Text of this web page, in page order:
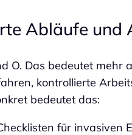
Abläufe und
O. Das bedeutet mehr
kontrollierte
bedeutet das:
für invasiven